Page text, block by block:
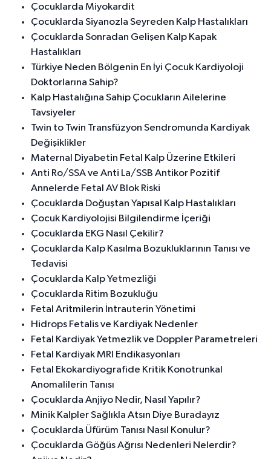
Çocuklarda Miyokardit
Çocuklarda Siyanozla Seyreden Kalp Hastalıkları
Çocuklarda Sonradan Gelişen Kalp Kapak
Hastalıkları
Türkiye Neden Bölgenin En İyi Çocuk Kardiyoloji
Doktorlarına Sahip?
Kalp Hastalığına Sahip Çocukların Ailelerine
Tavsiyeler
Twin to Twin Transfüzyon Sendromunda Kardiyak
Değişiklikler
Maternal Diyabetin Fetal Kalp Üzerine Etkileri
Anti Ro/SSA ve Anti La/SSB Antikor Pozitif
Annelerde Fetal AV Blok Riski
Çocuklarda Doğuştan Yapısal Kalp Hastalıkları
Çocuk Kardiyolojisi Bilgilendirme İçeriği
Çocuklarda EKG Nasıl Çekilir?
Çocuklarda Kalp Kasılma Bozukluklarının Tanısı ve
Tedavisi
Çocuklarda Kalp Yetmezliği
Çocuklarda Ritim Bozukluğu
Fetal Aritmilerin İntrauterin Yönetimi
Hidrops Fetalis ve Kardiyak Nedenler
Fetal Kardiyak Yetmezlik ve Doppler Parametreleri
Fetal Kardiyak MRI Endikasyonları
Fetal Ekokardiyografide Kritik Konotrunkal
Anomalilerin Tanısı
Çocuklarda Anjiyo Nedir, Nasıl Yapılır?
Minik Kalpler Sağlıkla Atsın Diye Buradayız
Çocuklarda Üfürüm Tanısı Nasıl Konulur?
Çocuklarda Göğüs Ağrısı Nedenleri Nelerdir?